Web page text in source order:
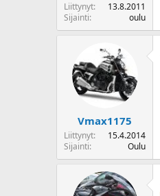
Liittynyt
13.8.2011
Sijainti
oulu
Vmax1175
Liittynyt
15.4.2014
Sijainti
Oulu